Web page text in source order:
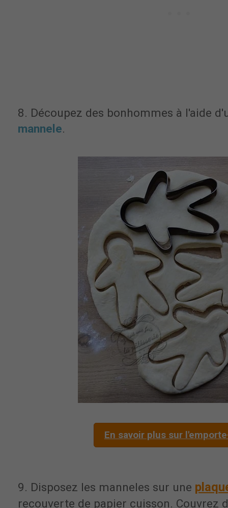
8. Découpez des bonhommes à l'aide
mannele.
En savoir plus sur
9. Disposez les manneles sur une
recouverte de papier cuisson. Couvrez